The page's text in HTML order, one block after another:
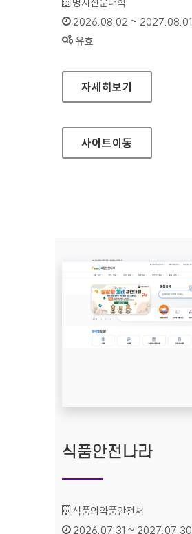
인증기간 :
2026.08.02 ~ 2027.08.01
상태 :
유효
명지전문대학
자세히보기
사이트이동
식품안전나라
기관명 :
식품의약품안전처
인증기간 :
2026.07.31 ~ 2027.07.30